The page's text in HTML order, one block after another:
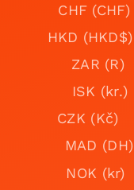
CHF (CHF)
HKD (HKD$)
ZAR (R)
ISK (kr.)
CZK (Kč)
MAD (DH)
NOK (kr)